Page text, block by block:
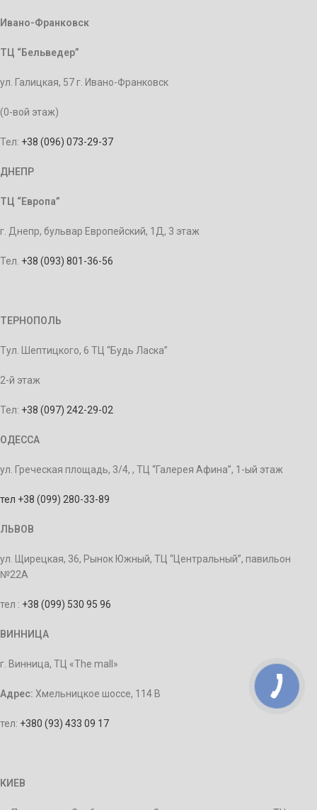
Ивано-Франковск
ТЦ “Бельведер”
ул. Галицкая, 57 г. Ивано-Франковск
(0-вой этаж)
Тел: +38 (096) 073-29-37
ДНЕПР
ТЦ “Европа”
г. Днепр, бульвар Европейский, 1Д, 3 этаж
Тел. +38 (093) 801-36-56
ТЕРНОПОЛЬ
Тул. Шептицкого, 6 ТЦ “Будь Ласка”
2-й этаж
Тел: +38 (097) 242-29-02
ОДЕССА
ул. Греческая площадь, 3/4, , ТЦ “Галерея Афина”, 1-ый этаж
тел +38 (099) 280-33-89
ЛЬВОВ
ул. Щирецкая, 36, Рынок Южный, ТЦ “Центральный”, павильон
№22А
тел : +38 (099) 530 95 96
ВИННИЦА
г. Винница, ТЦ «The mall»
Адрес: Хмельницкое шоссе, 114 В
тел: +380 (93) 433 09 17
КИЕВ